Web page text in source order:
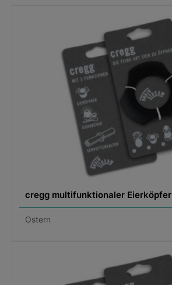
cregg multifunktionaler Eierköpfer
Ostern